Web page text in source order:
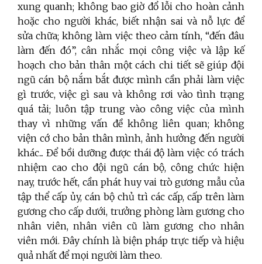
xung quanh; không bao giờ đổ lỗi cho hoàn cảnh
hoặc cho người khác, biết nhận sai và nỗ lực để
sửa chữa; không làm việc theo cảm tính, “đến đâu
làm đến đó”, cân nhắc mọi công việc và lập kế
hoạch cho bản thân một cách chi tiết sẽ giúp đội
ngũ cán bộ nắm bắt được mình cần phải làm việc
gì trước, việc gì sau và không rơi vào tình trạng
quá tải; luôn tập trung vào công việc của mình
thay vì những vấn đề không liên quan; không
viện cớ cho bản thân mình, ảnh hưởng đến người
khác... Để bồi dưỡng được thái độ làm việc có trách
nhiệm cao cho đội ngũ cán bộ, công chức hiện
nay, trước hết, cần phát huy vai trò gương mẫu của
tập thể cấp ủy, cán bộ chủ trì các cấp, cấp trên làm
gương cho cấp dưới, trưởng phòng làm gương cho
nhân viên, nhân viên cũ làm gương cho nhân
viên mới. Đây chính là biện pháp trực tiếp và hiệu
quả nhất để mọi người làm theo.